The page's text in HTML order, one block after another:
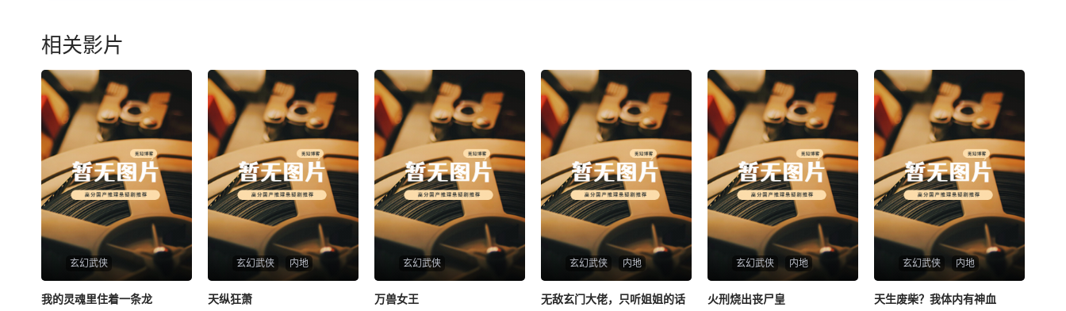
相关影片
玄幻武侠
我的灵魂里住着一条龙
我的灵魂里住着一条龙
玄幻武侠 内地
天纵狂萧
天纵狂萧
玄幻武侠
万兽女王
万兽女王
玄幻武侠 内地
无敌玄门大佬，只听姐姐的话
无敌玄门大佬，只听姐姐的话
玄幻武侠 内地
火刑烧出丧尸皇
火刑烧出丧尸皇
玄幻武侠 内地
天生废柴？我体内有神血